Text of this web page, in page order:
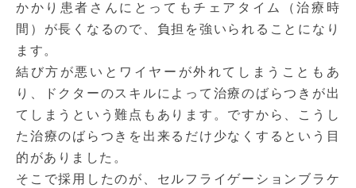
かかり患者さんにとってもチェアタイム（治療時
間）が長くなるので、負担を強いられることになり
ます。
結び方が悪いとワイヤーが外れてしまうこともあ
り、ドクターのスキルによって治療のばらつきが出
てしまうという難点もあります。ですから、こうし
た治療のばらつきを出来るだけ少なくするという目
的がありました。
そこで採用したのが、セルフライゲーションブラケ